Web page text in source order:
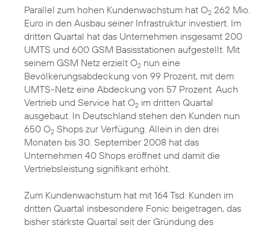
Parallel zum hohen Kundenwachstum hat O2 262 Mio.
Euro in den Ausbau seiner Infrastruktur investiert. Im
dritten Quartal hat das Unternehmen insgesamt 200
UMTS und 600 GSM Basisstationen aufgestellt. Mit
seinem GSM Netz erzielt O2 nun eine
Bevölkerungsabdeckung von 99 Prozent, mit dem
UMTS-Netz eine Abdeckung von 57 Prozent. Auch
Vertrieb und Service hat O2 im dritten Quartal
ausgebaut. In Deutschland stehen den Kunden nun
650 O2 Shops zur Verfügung. Allein in den drei
Monaten bis 30. September 2008 hat das
Unternehmen 40 Shops eröffnet und damit die
Vertriebsleistung signifikant erhöht.
Zum Kundenwachstum hat mit 164 Tsd. Kunden im
dritten Quartal insbesondere Fonic beigetragen, das
bisher stärkste Quartal seit der Gründung des